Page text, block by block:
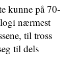
kunne på 70-
nærmest
til tross
til dels